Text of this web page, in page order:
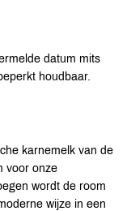
datum mits
houdbaar.
karnemelk van de
voor onze
wordt de room
wijze in een